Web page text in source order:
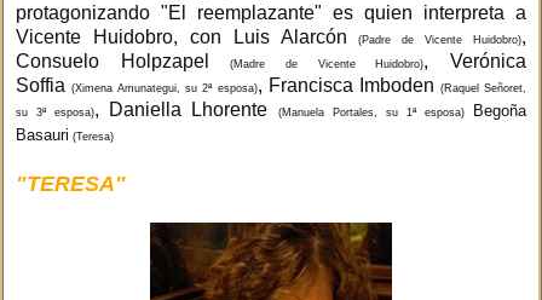
protagonizando "El reemplazante" es quien interpreta a
Vicente Huidobro, con Luis Alarcón(Padre de Vicente Huidobro),
Consuelo Holpzapel(Madre de Vicente Huidobro), Verónica
Soffia(Ximena Amunategui, su 2ª esposa), Francisca Imboden (Raquel Señoret,
su 3ª esposa), Daniella Lhorente (Manuela Portales, su 1ª esposa)
Begoña
Basauri (Teresa)
"TERESA"